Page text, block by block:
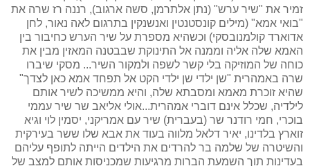
זמיר את "שיר ערש" (נתן אלתרמן, סשה ארגוב), רננה רז שרה את
"בואי אמא" (מילים קונסטנטין ואנשנקין בתרגום לאה נאור, לחן
אדוארד קולמנובסקי) וכשהיא מספרת על שיר הערש כחיבור בין
האמא שלה אליה וממנה אל התינוקת שבבטנה המאזין מבין את
כוחה של המוזיקה בלי קשר לשפה ולמקור השיר... מסקי שיברו
שרה באמהרית "שן ילדי שן ילדי הקט אל תפחד אמא כאן לצדך"
שהיא זוכרת מאמא ומסבתא שלה, והיא ממשיכה לשיר אותם
לילדיה, שכלל אינם דוברי אמהרית...אולי אליאב שר שיר עממי
בוכרי, חמי רודנר שר (בעברית) שיר עם אמריקני, יסמין לוי וגיא
זוארץ בלדינו, יאיר דלאל מלווה בעוד את אבא שלו ששר בעירקית
והשיטרה של שלמה בר להרדים את הילדים הייתה לתופף עליהם
בעדינות תוך השמעת הברות מרגיעות שמכניסות אותם למצב של